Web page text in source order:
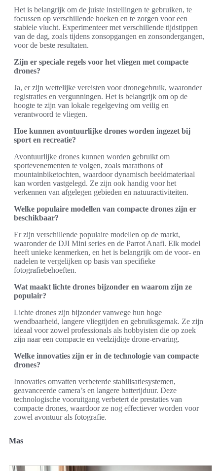
Het is belangrijk om de juiste instellingen te gebruiken, te
focussen op verschillende hoeken en te zorgen voor een
stabiele vlucht. Experimenteer met verschillende tijdstippen
van de dag, zoals tijdens zonsopgangen en zonsondergangen,
voor de beste resultaten.
Zijn er speciale regels voor het vliegen met compacte
drones?
Ja, er zijn wettelijke vereisten voor dronegebruik, waaronder
registraties en vergunningen. Het is belangrijk om op de
hoogte te zijn van lokale regelgeving om veilig en
verantwoord te vliegen.
Hoe kunnen avontuurlijke drones worden ingezet bij
sport en recreatie?
Avontuurlijke drones kunnen worden gebruikt om
sportevenementen te volgen, zoals marathons of
mountainbiketochten, waardoor dynamisch beeldmateriaal
kan worden vastgelegd. Ze zijn ook handig voor het
verkennen van afgelegen gebieden en natuuractiviteiten.
Welke populaire modellen van compacte drones zijn er
beschikbaar?
Er zijn verschillende populaire modellen op de markt,
waaronder de DJI Mini series en de Parrot Anafi. Elk model
heeft unieke kenmerken, en het is belangrijk om de voor- en
nadelen te vergelijken op basis van specifieke
fotografiebehoeften.
Wat maakt lichte drones bijzonder en waarom zijn ze
populair?
Lichte drones zijn bijzonder vanwege hun hoge
wendbaarheid, langere vliegtijden en gebruiksgemak. Ze zijn
ideaal voor zowel professionals als hobbyisten die op zoek
zijn naar een compacte en veelzijdige drone-ervaring.
Welke innovaties zijn er in de technologie van compacte
drones?
Innovaties omvatten verbeterde stabilisatiesystemen,
geavanceerde camera’s en langere batterijduur. Deze
technologische vooruitgang verbetert de prestaties van
compacte drones, waardoor ze nog effectiever worden voor
zowel avontuur als fotografie.
Mas